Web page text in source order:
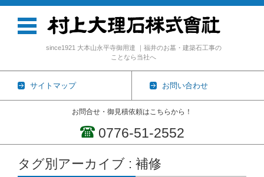
since1921 大本山永平寺御用達 ｜福井のお墓・建築石工事の
ことなら当社へ
サイトマップ お問い合わせ
お問合せ・御見積依頼はこちらから！
0776-51-2552
コンテンツに移動
タグ別アーカイブ : 補修